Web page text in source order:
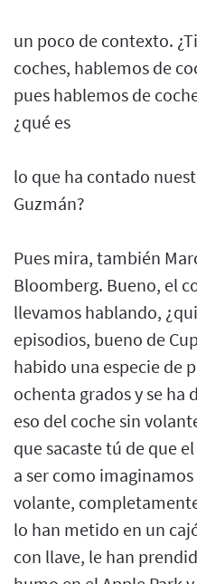
un poco de contexto.
coches, hablemos de
pues hablemos de
¿qué es
lo que ha contado
Guzmán?
Pues mira, también
Bloomberg. Bueno, el
llevamos hablando,
episodios, bueno de
habido una especie de
ochenta grados y se ha
eso del coche sin
que sacaste tú de que
a ser como
volante,
lo han metido en un
con llave, le han